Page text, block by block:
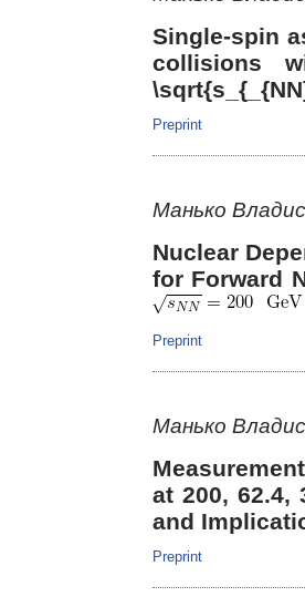
Single-spin
collisions
Preprint
Манько
Nuclear
for Forward
Preprint
Манько
at 200, 62.4,
and
Preprint